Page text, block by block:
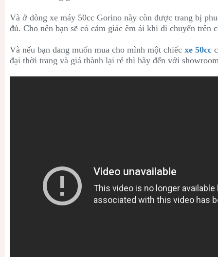
Và ở dòng xe máy 50cc Gorino này còn được trang bị
đủ. Cho nên bạn sẽ có cảm giác êm ái khi di chuyển trên
Và nếu bạn đang muốn mua cho mình một chiếc xe 50cc
đại thời trang và giá thành lại rẻ thì hãy đến với